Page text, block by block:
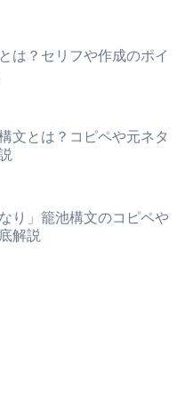
は？セリフや作成のポイ
文とは？コピペや元ネタ
り」籠池構文のコピペや
解説